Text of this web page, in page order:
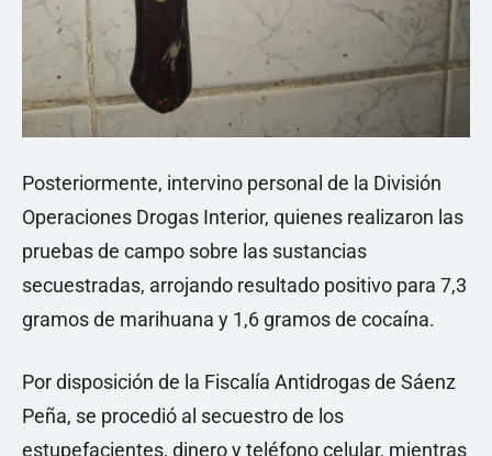
Posteriormente, intervino personal de la División
Operaciones Drogas Interior, quienes realizaron las
pruebas de campo sobre las sustancias
secuestradas, arrojando resultado positivo para 7,3
gramos de marihuana y 1,6 gramos de cocaína.
Por disposición de la Fiscalía Antidrogas de Sáenz
Peña, se procedió al secuestro de los
estupefacientes, dinero y teléfono celular, mientras